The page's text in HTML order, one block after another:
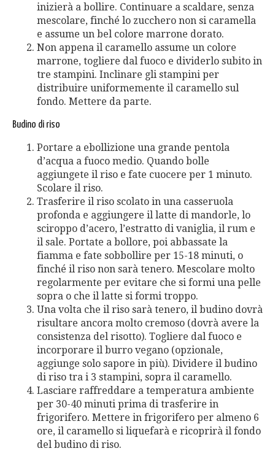
inizierà a bollire. Continuare a scaldare, senza
mescolare, finché lo zucchero non si caramella
e assume un bel colore marrone dorato.
Non appena il caramello assume un colore
marrone, togliere dal fuoco e dividerlo subito in
tre stampini. Inclinare gli stampini per
distribuire uniformemente il caramello sul
fondo. Mettere da parte.
Budino di riso
Portare a ebollizione una grande pentola
d’acqua a fuoco medio. Quando bolle
aggiungete il riso e fate cuocere per 1 minuto.
Scolare il riso.
Trasferire il riso scolato in una casseruola
profonda e aggiungere il latte di mandorle, lo
sciroppo d’acero, l’estratto di vaniglia, il rum e
il sale. Portate a bollore, poi abbassate la
fiamma e fate sobbollire per 15-18 minuti, o
finché il riso non sarà tenero. Mescolare molto
regolarmente per evitare che si formi una pelle
sopra o che il latte si formi troppo.
Una volta che il riso sarà tenero, il budino dovrà
risultare ancora molto cremoso (dovrà avere la
consistenza del risotto). Togliere dal fuoco e
incorporare il burro vegano (opzionale,
aggiunge solo sapore in più). Dividere il budino
di riso tra i 3 stampini, sopra il caramello.
Lasciare raffreddare a temperatura ambiente
per 30-40 minuti prima di trasferire in
frigorifero. Mettere in frigorifero per almeno 6
ore, il caramello si liquefarà e ricoprirà il fondo
del budino di riso.